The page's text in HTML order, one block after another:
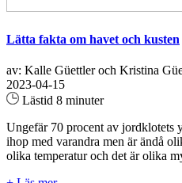
Lätta fakta om havet och kusten
av: Kalle Güettler och Kristina
2023-04-15
Lästid 8 minuter
Ungefär 70 procent av jordklotets
ihop med varandra men är ändå
olika temperatur och det är olika